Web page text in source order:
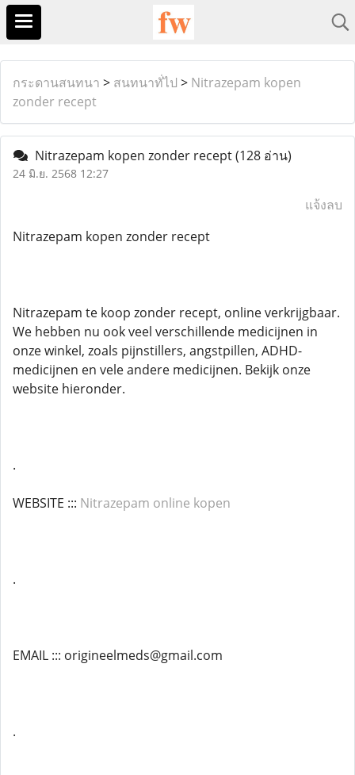
กระดานสนทนา > สนทนาทั่ไป > Nitrazepam kopen
zonder recept
Nitrazepam kopen zonder recept(128 อ่าน)
24 มิ.ย. 2568 12:27
แจ้งลบ
Nitrazepam kopen zonder recept
Nitrazepam te koop zonder recept, online verkrijgbaar.
We hebben nu ook veel verschillende medicijnen in
onze winkel, zoals pijnstillers, angstpillen, ADHD-
medicijnen en vele andere medicijnen. Bekijk onze
website hieronder.
.
WEBSITE ::: Nitrazepam online kopen
.
EMAIL ::: origineelmeds@gmail.com
.